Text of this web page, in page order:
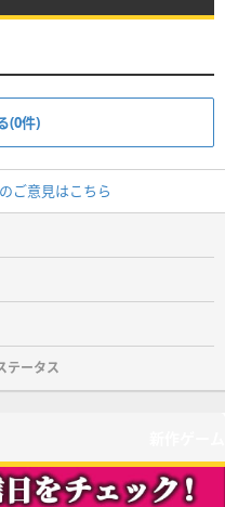
(0件)
ご意見はこちら
テータス